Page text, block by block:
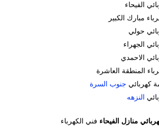
الفيحاء
مبارك الكبير
حولي
الجهراء
الاحمدي
المنطقة العاشرة
كهربائي جنوب السرة
النزهه
منازل الفيحاء فني الكهرباء